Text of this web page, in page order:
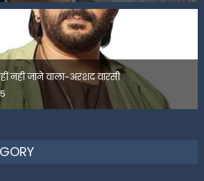
नहीं जाने वाला-अरशद वारसी